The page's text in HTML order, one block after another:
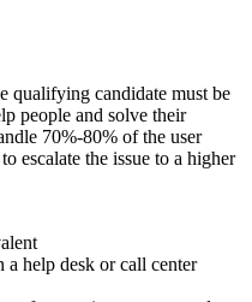
qualifying candidate must be
people and solve their
70%-80% of the user
escalate the issue to a higher
help desk or call center